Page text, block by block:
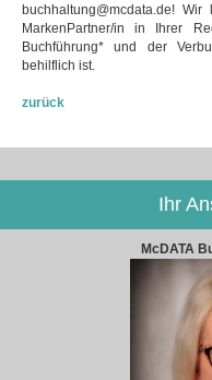
buchhaltung@mcdata.de!
MarkenPartner/in in Ihrer
Buchführung* und der
behilflich ist.
zurück
Ihr
McDATA